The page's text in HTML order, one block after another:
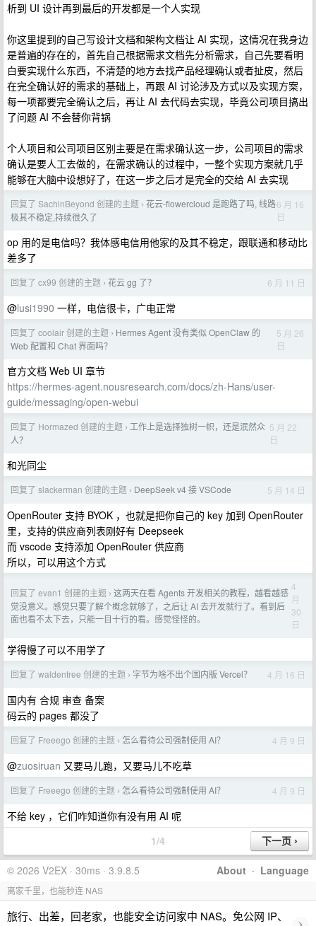
析到 UI 设计再到最后的开发都是一个人实现
你这里提到的自己写设计文档和架构文档让 AI 实现，这情况在我身边
是普遍的存在的，首先自己根据需求文档先分析需求，自己先要看明
白要实现什么东西，不清楚的地方去找产品经理确认或者扯皮，然后
在完全确认好的需求的基础上，再跟 AI 讨论涉及方式以及实现方案，
每一项都要完全确认之后，再让 AI 去代码去实现，毕竟公司项目搞出
了问题 AI 不会替你背锅
个人项目和公司项目区别主要是在需求确认这一步，公司项目的需求
确认是要人工去做的，在需求确认的过程中，一整个实现方案就几乎
能够在大脑中设想好了，在这一步之后才是完全的交给 AI 去实现
回复了 SachinBeyond 创建的主题 › 花云-flowercloud 是跑路了吗, 线路
极其不稳定,持续很久了
6 月 16
日
op 用的是电信吗？我体感电信用他家的及其不稳定，跟联通和移动比
差多了
回复了 cx99 创建的主题 › 花云 gg 了？ 6 月 11 日
@lusi1990 一样，电信很卡，广电正常
回复了 coolair 创建的主题 › Hermes Agent 没有类似 OpenClaw 的
Web 配置和 Chat 界面吗？
5 月 26
日
官方文档 Web UI 章节
https://hermes-agent.nousresearch.com/docs/zh-Hans/user-
guide/messaging/open-webui
回复了 Hormazed 创建的主题 › 工作上是选择独树一帜，还是泯然众
人？
5 月 22
日
和光同尘
回复了 slackerman 创建的主题 › DeepSeek v4 接 VSCode 5 月 14 日
OpenRouter 支持 BYOK ，也就是把你自己的 key 加到 OpenRouter
里，支持的供应商列表刚好有 Deepseek
而 vscode 支持添加 OpenRouter 供应商
所以，可以用这个方式
回复了 evan1 创建的主题 › 这两天在看 Agents 开发相关的教程，越看越感
觉没意义。感觉只要了解个概念就够了，之后让 AI 去开发就行了。看到后
面也看不太下去，只能一目十行的看。感觉怪怪的。
4
月
30
日
学得慢了可以不用学了
回复了 waldentree 创建的主题 › 字节为啥不出个国内版 Vercel？ 4 月 16 日
国内有 合规 审查 备案
码云的 pages 都没了
回复了 Freeego 创建的主题 › 怎么看待公司强制使用 AI？ 4 月 9 日
@zuosiruan 又要马儿跑，又要马儿不吃草
回复了 Freeego 创建的主题 › 怎么看待公司强制使用 AI？ 4 月 9 日
不给 key ，它们咋知道你有没有用 AI 呢
1/4
About · Language
© 2026 V2EX · 30ms · 3.9.8.5
离家千里，也能秒连 NAS
旅行、出差，回老家，也能安全访问家中 NAS。免公网 IP、